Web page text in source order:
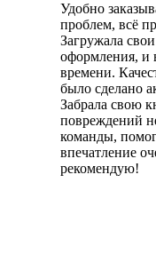
Удобно
проблем, всё
Загружала
оформления, и
времени.
было сделано
Забрала свою
повреждений
команды,
впечатление
рекомендую!